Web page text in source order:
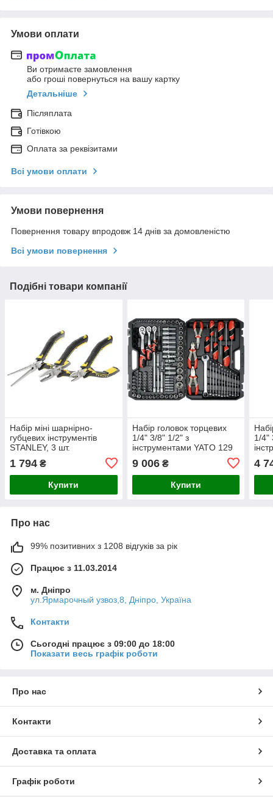
Умови оплати
Ви отримаєте замовлення
або гроші повернуться на вашу картку
Детальніше
Післяплата
Готівкою
Оплата за реквізитами
Всі умови оплати
Умови повернення
Повернення товару впродовж 14 днів за домовленістю
Всі умови повернення
Подібні товари компанії
Набір міні шарнірно-
губцевих інструментів
STANLEY, 3 шт.
1 794 ₴
Купити
Набір головок торцевих
1/4" 3/8" 1/2" з
інструментами YATO 129
9 006₴
Купити
1/4"
4
Про нас
99% позитивних з 1208 відгуків за рік
Працює з 11.03.2014
м. Дніпро
ул.Ярмарочный узвоз,8, Дніпро, Україна
Контакти
Сьогодні працює з 09:00 до 18:00
Показати весь графік роботи
Про нас
Контакти
Доставка та оплата
Графік роботи